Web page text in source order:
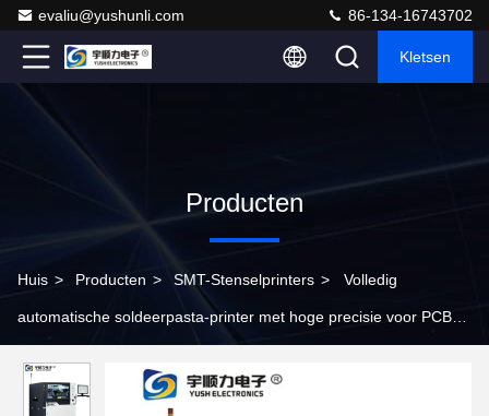
evaliu@yushunli.com 86-134-16743702
Kletsen
Producten
Huis > Producten > SMT-Stenselprinters > Volledig
automatische soldeerpasta-printer met hoge precisie voor PCB-